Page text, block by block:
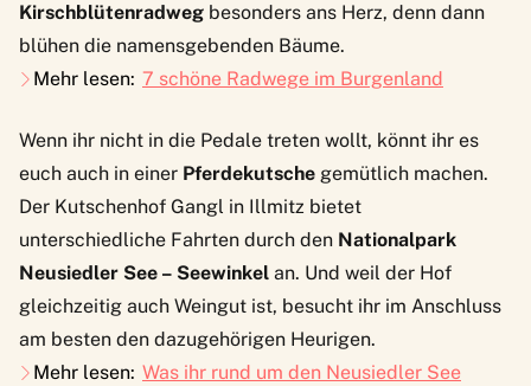
Kirschblütenradweg besonders ans Herz, denn dann
blühen die namensgebenden Bäume.
Mehr lesen: 7 schöne Radwege im Burgenland
Wenn ihr nicht in die Pedale treten wollt, könnt ihr es
euch auch in einer Pferdekutsche gemütlich machen.
Der Kutschenhof Gangl in Illmitz bietet
unterschiedliche Fahrten durch den Nationalpark
Neusiedler See – Seewinkel an. Und weil der Hof
gleichzeitig auch Weingut ist, besucht ihr im Anschluss
am besten den dazugehörigen Heurigen.
Mehr lesen: Was ihr rund um den Neusiedler See